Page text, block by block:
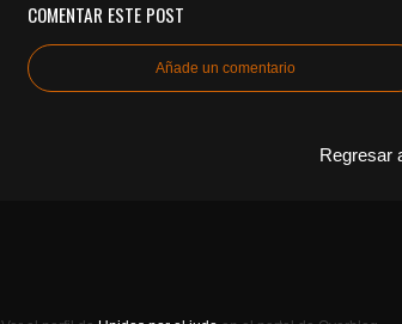
COMENTAR ESTE POST
Añade un comentario
Regresar